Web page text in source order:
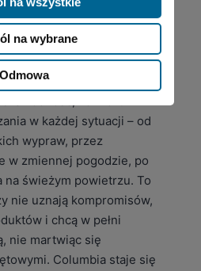
na wybrane
Odmowa
– czapki, rękawice,
sprzęt niezbędny w
COLUMBIA wybierają
w każdej sytuacji – od
wypraw, przez
w zmiennej pogodzie, po
na świeżym powietrzu. To
nie uznają kompromisów,
i chcą w pełni
nie martwiąc się
Columbia staje się